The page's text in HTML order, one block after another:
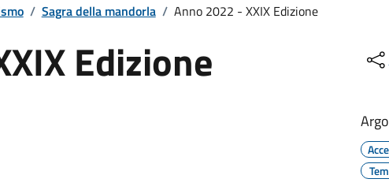
/ Sagra della mandorla / Anno 2022 - XXIX Edizione
Edizione